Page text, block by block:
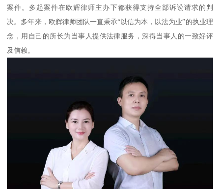
案件。多起案件在欧辉律师主办下都获得支持全部诉讼请求的判
决。多年来，欧辉律师团队一直秉承“以信为本，以法为业”的执业理
念，用自己的所长为当事人提供法律服务，深得当事人的一致好评
及信赖。